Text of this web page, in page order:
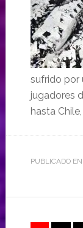
sufrido por
jugadores
hasta
PUBLICADO EN: